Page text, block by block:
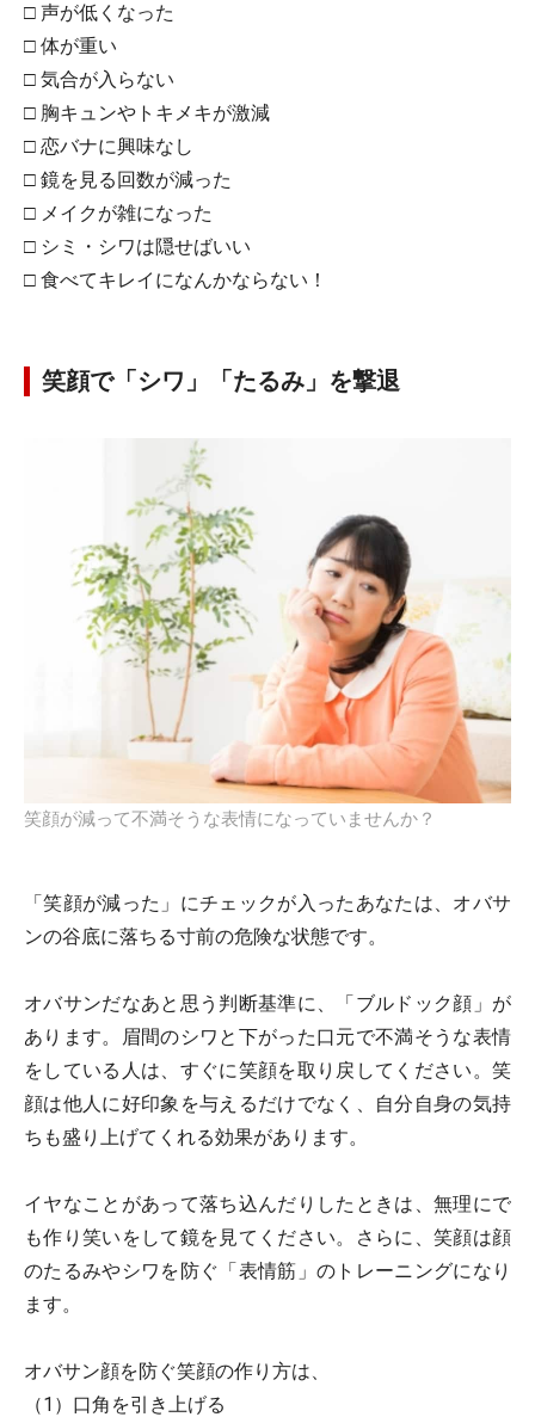
□ 声が低くなった
□ 体が重い
□ 気合が入らない
□ 胸キュンやトキメキが激減
□ 恋バナに興味なし
□ 鏡を見る回数が減った
□ メイクが雑になった
□ シミ・シワは隠せばいい
□ 食べてキレイになんかならない！
笑顔で「シワ」「たるみ」を撃退
笑顔が減って不満そうな表情になっていませんか？
「笑顔が減った」にチェックが入ったあなたは、オバサ
ンの谷底に落ちる寸前の危険な状態です。
オバサンだなあと思う判断基準に、「ブルドック顔」が
あります。眉間のシワと下がった口元で不満そうな表情
をしている人は、すぐに笑顔を取り戻してください。笑
顔は他人に好印象を与えるだけでなく、自分自身の気持
ちも盛り上げてくれる効果があります。
イヤなことがあって落ち込んだりしたときは、無理にで
も作り笑いをして鏡を見てください。さらに、笑顔は顔
のたるみやシワを防ぐ「表情筋」のトレーニングになり
ます。
オバサン顔を防ぐ笑顔の作り方は、
（1）口角を引き上げる